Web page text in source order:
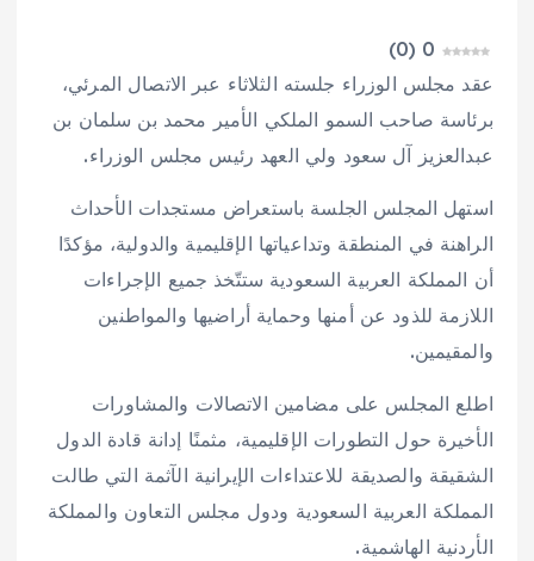
0
(
0
)
عقد مجلس الوزراء جلسته الثلاثاء عبر الاتصال المرئي،
برئاسة صاحب السمو الملكي الأمير محمد بن سلمان بن
عبدالعزيز آل سعود ولي العهد رئيس مجلس الوزراء.
استهل المجلس الجلسة باستعراض مستجدات الأحداث
الراهنة في المنطقة وتداعياتها الإقليمية والدولية، مؤكدًا
أن المملكة العربية السعودية ستتّخذ جميع الإجراءات
اللازمة للذود عن أمنها وحماية أراضيها والمواطنين
والمقيمين.
اطلع المجلس على مضامين الاتصالات والمشاورات
الأخيرة حول التطورات الإقليمية، مثمنًا إدانة قادة الدول
الشقيقة والصديقة للاعتداءات الإيرانية الآثمة التي طالت
المملكة العربية السعودية ودول مجلس التعاون والمملكة
الأردنية الهاشمية.